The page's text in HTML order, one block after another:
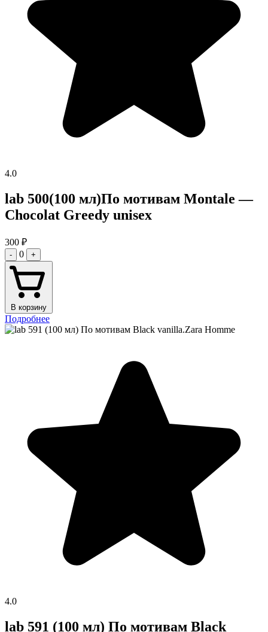
4.0
lab 500(100 мл)По мотивам Montale —
Chocolat Greedy unisex
300 ₽
- 0 +
В корзину
Подробнее
4.0
lab 591 (100 мл) По мотивам Black